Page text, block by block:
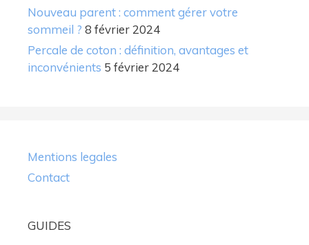
Nouveau parent : comment gérer votre
sommeil ? 8 février 2024
Percale de coton : définition, avantages et
inconvénients 5 février 2024
Mentions legales
Contact
GUIDES